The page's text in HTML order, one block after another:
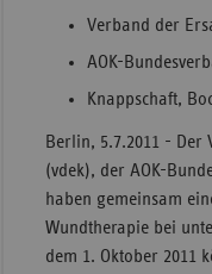
Verband der
AOK-
Knappschaft,
Berlin, 5.7.2011 - Der
(vdek), der AOK-
haben gemeinsam
Wundtherapie bei
dem 1. Oktober 2011